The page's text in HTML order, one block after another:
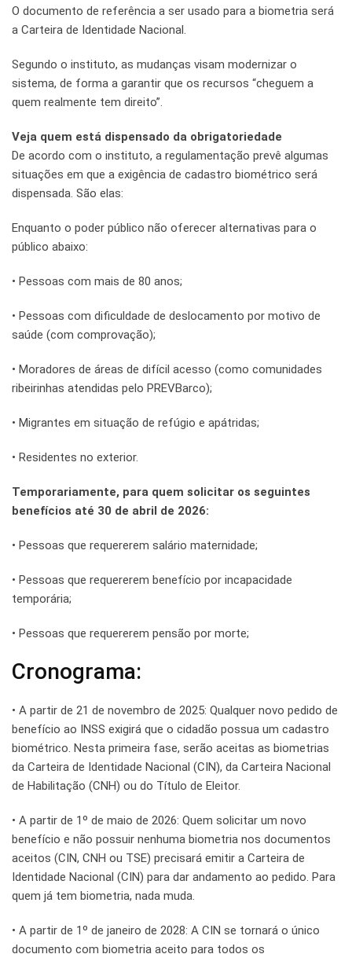
O documento de referência a ser usado para a biometria será
a Carteira de Identidade Nacional.
Segundo o instituto, as mudanças visam modernizar o
sistema, de forma a garantir que os recursos “cheguem a
quem realmente tem direito”.
Veja quem está dispensado da obrigatoriedade
De acordo com o instituto, a regulamentação prevê algumas
situações em que a exigência de cadastro biométrico será
dispensada. São elas:
Enquanto o poder público não oferecer alternativas para o
público abaixo:
• Pessoas com mais de 80 anos;
• Pessoas com dificuldade de deslocamento por motivo de
saúde (com comprovação);
• Moradores de áreas de difícil acesso (como comunidades
ribeirinhas atendidas pelo PREVBarco);
• Migrantes em situação de refúgio e apátridas;
• Residentes no exterior.
Temporariamente, para quem solicitar os seguintes
benefícios até 30 de abril de 2026:
• Pessoas que requererem salário maternidade;
• Pessoas que requererem benefício por incapacidade
temporária;
• Pessoas que requererem pensão por morte;
Cronograma:
• A partir de 21 de novembro de 2025: Qualquer novo pedido de
benefício ao INSS exigirá que o cidadão possua um cadastro
biométrico. Nesta primeira fase, serão aceitas as biometrias
da Carteira de Identidade Nacional (CIN), da Carteira Nacional
de Habilitação (CNH) ou do Título de Eleitor.
• A partir de 1º de maio de 2026: Quem solicitar um novo
benefício e não possuir nenhuma biometria nos documentos
aceitos (CIN, CNH ou TSE) precisará emitir a Carteira de
Identidade Nacional (CIN) para dar andamento ao pedido. Para
quem já tem biometria, nada muda.
• A partir de 1º de janeiro de 2028: A CIN se tornará o único
documento com biometria aceito para todos os